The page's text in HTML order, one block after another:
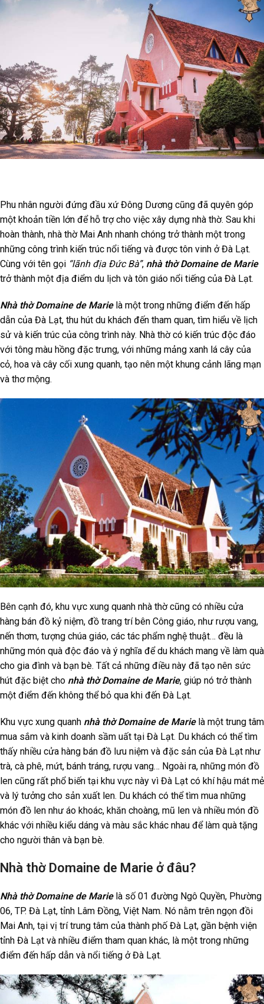
Phu nhân người đứng đầu xứ Đông Dương cũng đã quyên góp
một khoản tiền lớn để hỗ trợ cho việc xây dựng nhà thờ. Sau khi
hoàn thành, nhà thờ Mai Anh nhanh chóng trở thành một trong
những công trình kiến trúc nổi tiếng và được tôn vinh ở Đà Lạt.
Cùng với tên gọi “lãnh địa Đức Bà”, nhà thờ Domaine de Marie
trở thành một địa điểm du lịch và tôn giáo nổi tiếng của Đà Lạt.
Nhà thờ Domaine de Marielà một trong những điểm đến hấp
dẫn của Đà Lạt, thu hút du khách đến tham quan, tìm hiểu về lịch
sử và kiến trúc của công trình này. Nhà thờ có kiến trúc độc đáo
với tông màu hồng đặc trưng, với những mảng xanh lá cây của
cỏ, hoa và cây cối xung quanh, tạo nên một khung cảnh lãng mạn
và thơ mộng.
Bên cạnh đó, khu vực xung quanh nhà thờ cũng có nhiều cửa
hàng bán đồ kỷ niệm, đồ trang trí bên Công giáo, như rượu vang,
nến thơm, tượng chúa giáo, các tác phẩm nghệ thuật… đều là
những món quà độc đáo và ý nghĩa để du khách mang về làm quà
cho gia đình và bạn bè. Tất cả những điều này đã tạo nên sức
hút đặc biệt cho nhà thờ Domaine de Marie, giúp nó trở thành
một điểm đến không thể bỏ qua khi đến Đà Lạt.
Khu vực xung quanh nhà thờ Domaine de Marielà một trung tâm
mua sắm và kinh doanh sầm uất tại Đà Lạt. Du khách có thể tìm
thấy nhiều cửa hàng bán đồ lưu niệm và đặc sản của Đà Lạt như
trà, cà phê, mứt, bánh tráng, rượu vang… Ngoài ra, những món đồ
len cũng rất phổ biến tại khu vực này vì Đà Lạt có khí hậu mát mẻ
và lý tưởng cho sản xuất len. Du khách có thể tìm mua những
món đồ len như áo khoác, khăn choàng, mũ len và nhiều món đồ
khác với nhiều kiểu dáng và màu sắc khác nhau để làm quà tặng
cho người thân và bạn bè.
Nhà thờ Domaine de Marie ở đâu?
Nhà thờ Domaine de Marielà số 01 đường Ngô Quyền, Phường
06, TP. Đà Lạt, tỉnh Lâm Đồng, Việt Nam. Nó nằm trên ngọn đồi
Mai Anh, tại vị trí trung tâm của thành phố Đà Lạt, gần bệnh viện
tỉnh Đà Lạt và nhiều điểm tham quan khác, là một trong những
điểm đến hấp dẫn và nổi tiếng ở Đà Lạt.